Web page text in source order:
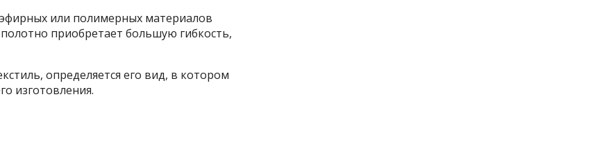
или полимерных материалов
приобретает большую гибкость,
определяется его вид, в котором
изготовления.